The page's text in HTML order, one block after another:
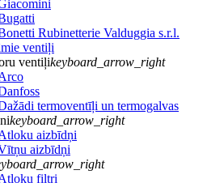
Rubinetterie Valduggia s.r.l.
ventiļi
ventiļikeyboard_arrow_right
termoventīļi un termogalvas
keyboard_arrow_right
aizbīdņi
aizbīdņi
filtri